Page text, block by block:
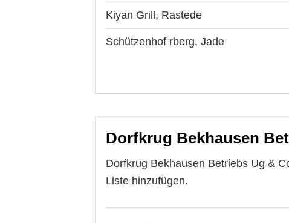
Kiyan Grill, Rastede
Schützenhof rberg, Jade
Dorfkrug Bekhausen
Dorfkrug Bekhausen Betriebs Ug &
Liste hinzufügen.